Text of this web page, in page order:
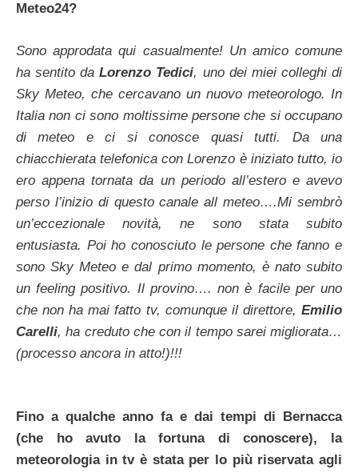
Meteo24?
Sono approdata qui casualmente! Un amico comune
ha sentito daLorenzo Tedici, uno dei miei colleghi di
Sky Meteo, che cercavano un nuovo meteorologo. In
Italia non ci sono moltissime persone che si occupano
di meteo e ci si conosce quasi tutti. Da una
chiacchierata telefonica con Lorenzo è iniziato tutto, io
ero appena tornata da un periodo all’estero e avevo
perso l’inizio di questo canale all meteo….Mi sembrò
un’eccezionale novità, ne sono stata subito
entusiasta. Poi ho conosciuto le persone che fanno e
sono Sky Meteo e dal primo momento, è nato subito
un feeling positivo. Il provino…. non è facile per uno
che non ha mai fatto tv, comunque il direttore, Emilio
Carelli, ha creduto che con il tempo sarei migliorata…
(processo ancora in atto!)!!!
Fino a qualche anno fa e dai tempi di Bernacca
(che ho avuto la fortuna di conoscere), la
meteorologia in tv è stata per lo più riservata agli